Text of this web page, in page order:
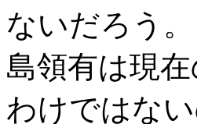
ないだろう
島領有は現
わけではな